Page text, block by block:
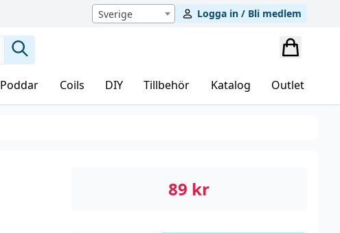
Sverige Logga in / Bli medlem
Poddar Coils DIY Tillbehör Katalog Outlet
89 kr